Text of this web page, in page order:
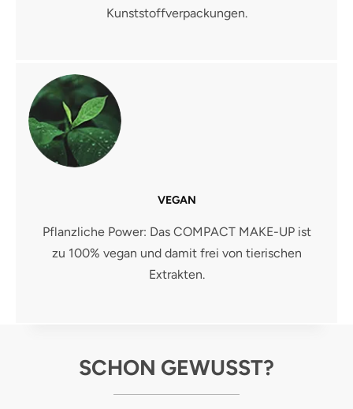
Kunststoffverpackungen.
VEGAN
Pflanzliche Power: Das COMPACT MAKE-UP ist
zu 100% vegan und damit frei von tierischen
Extrakten.
SCHON GEWUSST?